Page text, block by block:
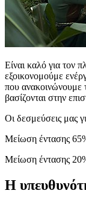
Είναι καλό για τον
εξοικονομούμε
που ανακοινώνουμε
βασίζονται στην
Οι δεσμεύσεις μας
Μείωση έντασης
Μείωση έντασης
Η